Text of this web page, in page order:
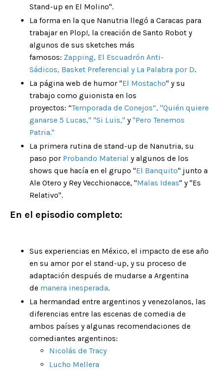
Stand-up en El Molino".
La forma en la que Nanutria llegó a Caracas para
trabajar en Plop!, la creación de Santo Robot y
algunos de sus sketches más
famosos: Zapping, El Escuadrón Anti-
Sádicos, Basket Preferencial y La Palabra por D.
La página web de humor "El Mostacho" y su
trabajo como guionista en los
proyectos: “Temporada de Conejos”, "Quién quiere
ganarse 5 Lucas," "Si Luis," y"Pero Tenemos
Patria."
La primera rutina de stand-up de Nanutria, su
paso por Probando Material y algunos de los
shows que hacía en el grupo "El Banquito" junto a
Ale Otero y Rey Vecchionacce, "Malas Ideas" y "Es
Relativo".
En el episodio completo:
Sus experiencias en México, el impacto de ese año
en su amor por el stand-up, y su proceso de
adaptación después de mudarse a Argentina
de manera inesperada.
La hermandad entre argentinos y venezolanos, las
diferencias entre las escenas de comedia de
ambos países y algunas recomendaciones de
comediantes argentinos:
Nicolás de Tracy
Lucho Mellera